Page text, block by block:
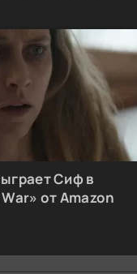
Сиф в
от Amazon